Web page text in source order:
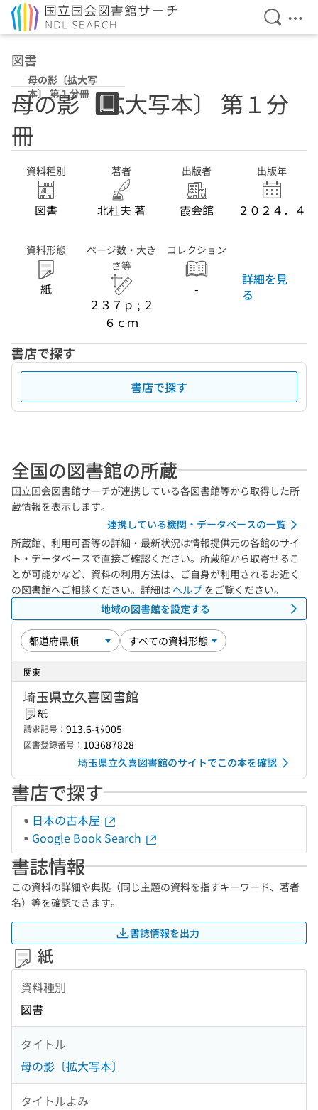
検索を
メ
図書
母の影〔拡大写
本〕 第１分冊
母の影〔拡大写本〕 第１分
冊
資料種別
図書
著者
北杜夫 著
出版者
霞会館
出版年
２０２４．４
資料形態
紙
ページ数・大き
さ等
２３７ｐ ; ２
６ｃｍ
コレクション
-
詳細を見
る
書店で探す
書店で探す
全国の図書館の所蔵
国立国会図書館サーチが連携している各図書館等から取得した所
蔵情報を表示します。
連携している機関・データベースの一覧
所蔵館、利用可否等の詳細・最新状況は情報提供元の各館のサイ
ト・データベースで直接ご確認ください。所蔵館から取寄せるこ
とが可能かなど、資料の利用方法は、ご自身が利用されるお近く
の図書館へご相談ください。詳細は ヘルプ をご覧ください。
地域の図書館を設定する
関東
埼玉県立久喜図書館
紙
請求記号： 913.6-ｷﾀ005
図書登録番号： 103687828
埼玉県立久喜図書館のサイトでこの本を確認
書店で探す
日本の古本屋
Google Book Search
書誌情報
この資料の詳細や典拠（同じ主題の資料を指すキーワード、著者
名）等を確認できます。
書誌情報を出力
紙
資料種別
図書
タイトル
母の影〔拡大写本〕
タイトルよみ